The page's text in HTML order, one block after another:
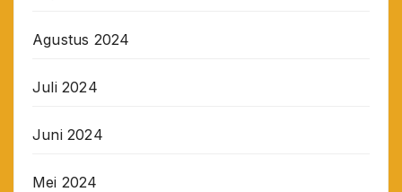
Agustus 2024
Juli 2024
Juni 2024
Mei 2024